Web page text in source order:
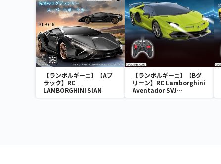
【ランボルギーニ】【Aブ
ラック】RC
LAMBORGHINI SIAN
【ランボルギーニ】【Bグ
リーン】RC Lamborghini
Aventador SVJ
Roadster(1992)